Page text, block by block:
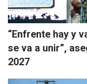
“Enfrente hay y
se va a unir”,
2027